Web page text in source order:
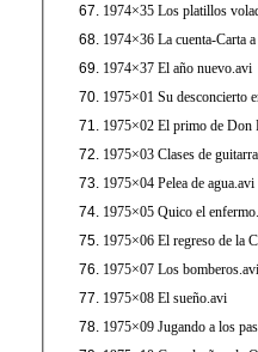
1974×35 Los platillos
1974×36 La cuenta-Carta
1974×37 El año nuevo.avi
1975×01 Su desconcierto
1975×02 El primo de Don
1975×03 Clases de
1975×04 Pelea de agua.avi
1975×05 Quico el
1975×06 El regreso de la
1975×07 Los bomberos.avi
1975×08 El sueño.avi
1975×09 Jugando a los